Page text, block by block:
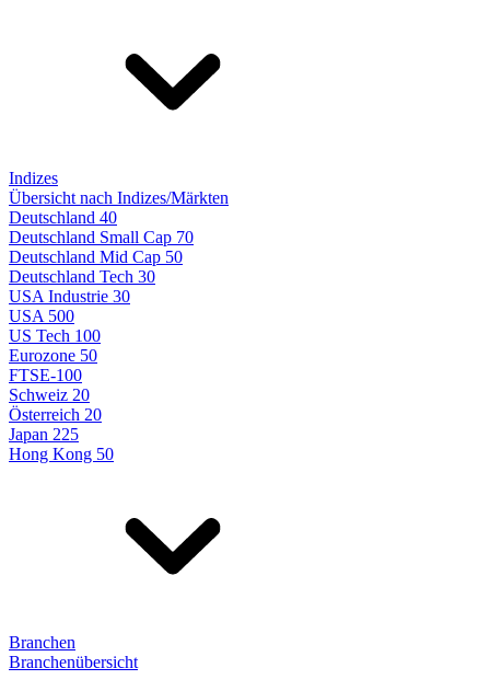
Indizes
Übersicht nach Indizes/Märkten
Deutschland 40
Deutschland Small Cap 70
Deutschland Mid Cap 50
Deutschland Tech 30
USA Industrie 30
USA 500
US Tech 100
Eurozone 50
FTSE-100
Schweiz 20
Österreich 20
Japan 225
Hong Kong 50
Branchen
Branchenübersicht